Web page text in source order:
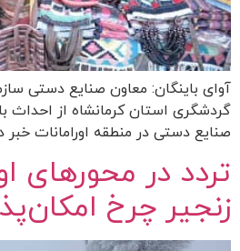
آوای باینگان: معاون صنایع دستی
گردشگری استان کرمانشاه از احداث
صنایع دستی در منطقه اورامانات خبر
تردد در محورهای
زنجیر چرخ